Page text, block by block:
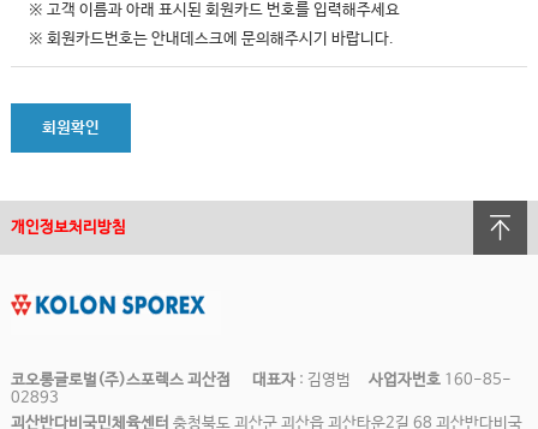
※ 고객 이름과 아래 표시된 회원카드 번호를 입력해주세요
※ 회원카드번호는 안내데스크에 문의해주시기 바랍니다.
회원확인
개인정보처리방침
코오롱글로벌(주)스포렉스 괴산점 대표자: 김영범 사업자번호160-85-
02893
괴산반다비국민체육센터 충청북도 괴산군 괴산읍 괴산타운2길 68 괴산반다비국